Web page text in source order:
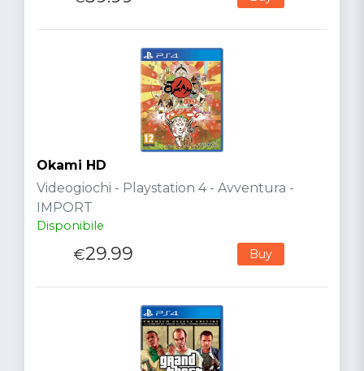
Okami HD
Videogiochi - Playstation 4 - Avventura -
IMPORT
Disponibile
€29.99 Buy